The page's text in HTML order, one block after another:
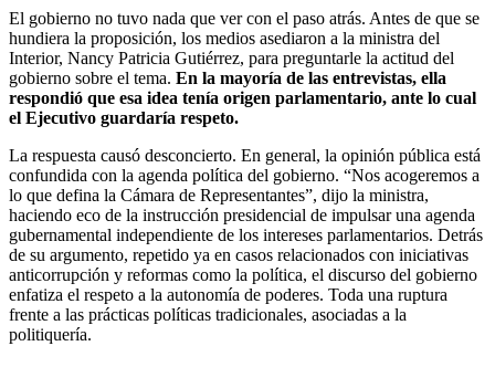
El gobierno no tuvo nada que ver con el paso atrás. Antes de que se
hundiera la proposición, los medios asediaron a la ministra del
Interior, Nancy Patricia Gutiérrez, para preguntarle la actitud del
gobierno sobre el tema. En la mayoría de las entrevistas, ella
respondió que esa idea tenía origen parlamentario, ante lo cual
el Ejecutivo guardaría respeto.
La respuesta causó desconcierto. En general, la opinión pública está
confundida con la agenda política del gobierno. “Nos acogeremos a
lo que defina la Cámara de Representantes”, dijo la ministra,
haciendo eco de la instrucción presidencial de impulsar una agenda
gubernamental independiente de los intereses parlamentarios. Detrás
de su argumento, repetido ya en casos relacionados con iniciativas
anticorrupción y reformas como la política, el discurso del gobierno
enfatiza el respeto a la autonomía de poderes. Toda una ruptura
frente a las prácticas políticas tradicionales, asociadas a la
politiquería.